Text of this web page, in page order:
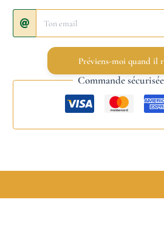
Préviens-moi quand il
Commande